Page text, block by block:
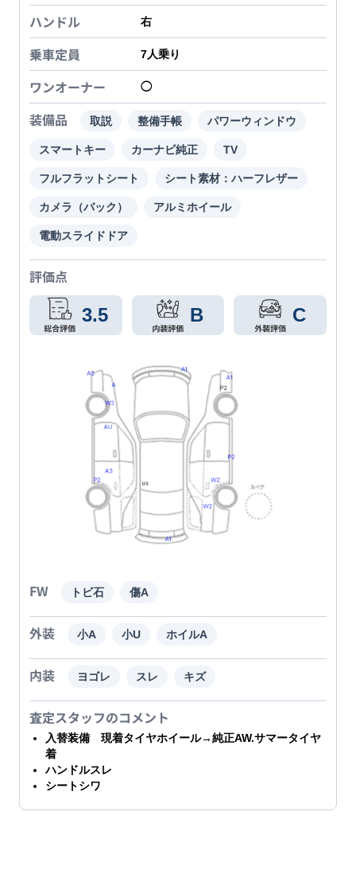
ハンドル 右
乗車定員 7人乗り
ワンオーナー ◯
装備品 取説 整備手帳 パワーウィンドウ
スマートキー カーナビ純正 TV
フルフラットシート シート素材：ハーフレザー
カメラ（バック） アルミホイール
電動スライドドア
評価点
3.5 B C
FW トビ石 傷A
外装 小A 小U ホイルA
内装 ヨゴレ スレ キズ
査定スタッフのコメント
入替装備 現着タイヤホイール→純正AW.サマータイヤ
着
ハンドルスレ
シートシワ